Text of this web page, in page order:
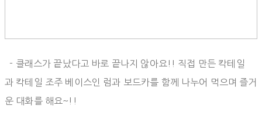
- 클래스가 끝났다고 바로 끝나지 않아요!! 직접 만든 칵테일
과 칵테일 조주 베이스인 럼과 보드카를 함께 나누어 먹으며 즐거
운 대화를 해요~!!